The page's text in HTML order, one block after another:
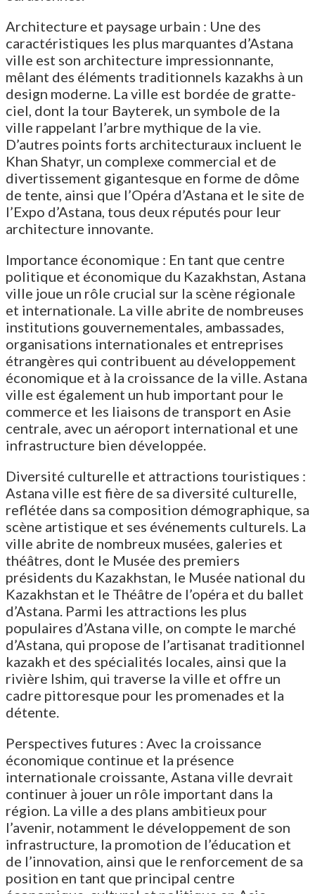
Architecture et paysage urbain : Une des
caractéristiques les plus marquantes d’Astana
ville est son architecture impressionnante,
mêlant des éléments traditionnels kazakhs à un
design moderne. La ville est bordée de gratte-
ciel, dont la tour Bayterek, un symbole de la
ville rappelant l’arbre mythique de la vie.
D’autres points forts architecturaux incluent le
Khan Shatyr, un complexe commercial et de
divertissement gigantesque en forme de dôme
de tente, ainsi que l’Opéra d’Astana et le site de
l’Expo d’Astana, tous deux réputés pour leur
architecture innovante.
Importance économique : En tant que centre
politique et économique du Kazakhstan, Astana
ville joue un rôle crucial sur la scène régionale
et internationale. La ville abrite de nombreuses
institutions gouvernementales, ambassades,
organisations internationales et entreprises
étrangères qui contribuent au développement
économique et à la croissance de la ville. Astana
ville est également un hub important pour le
commerce et les liaisons de transport en Asie
centrale, avec un aéroport international et une
infrastructure bien développée.
Diversité culturelle et attractions touristiques :
Astana ville est fière de sa diversité culturelle,
reflétée dans sa composition démographique, sa
scène artistique et ses événements culturels. La
ville abrite de nombreux musées, galeries et
théâtres, dont le Musée des premiers
présidents du Kazakhstan, le Musée national du
Kazakhstan et le Théâtre de l’opéra et du ballet
d’Astana. Parmi les attractions les plus
populaires d’Astana ville, on compte le marché
d’Astana, qui propose de l’artisanat traditionnel
kazakh et des spécialités locales, ainsi que la
rivière Ishim, qui traverse la ville et offre un
cadre pittoresque pour les promenades et la
détente.
Perspectives futures : Avec la croissance
économique continue et la présence
internationale croissante, Astana ville devrait
continuer à jouer un rôle important dans la
région. La ville a des plans ambitieux pour
l’avenir, notamment le développement de son
infrastructure, la promotion de l’éducation et
de l’innovation, ainsi que le renforcement de sa
position en tant que principal centre